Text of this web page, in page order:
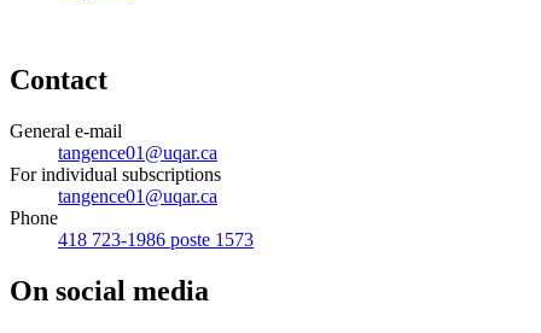
Contact
General e-mail
tangence01@uqar.ca
For individual subscriptions
tangence01@uqar.ca
Phone
418 723-1986 poste 1573
On social media